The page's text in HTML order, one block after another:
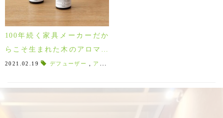
100年続く家具メーカーだか
らこそ生まれた木のアロマオ
イル、飛騨の森の香りが届き
2021.02.19 デフューザー アロマスタンド